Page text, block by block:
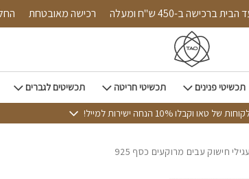
עד הבית ברכישה ב-450 ש"ח ומעלה רכישה מאובטחת
תכשיטי פנינים תכשיטי חריטה תכשיטים לגברים
וקבלו 10% הנחה ישירות למייל!
חישוק עבים מרוקעים כסף 925